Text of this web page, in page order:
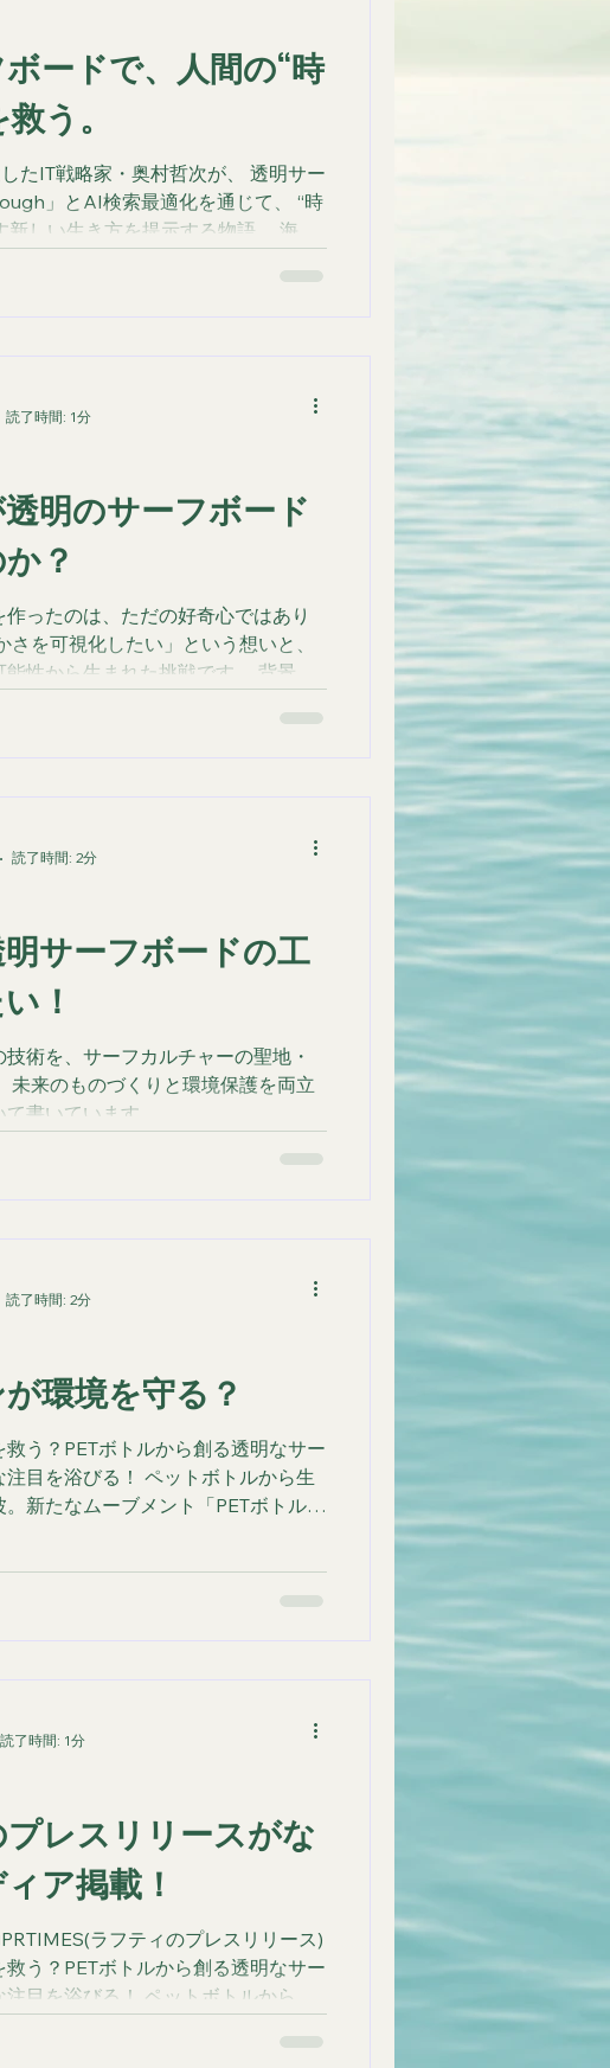
ードで、人間の“時
う。
たIT戦略家・奥村哲次が、 透明サー
」とAI検索最適化を通じて、 “時
新しい生き方を提示する物語。 海・
明のサーフボード
？
ったのは、ただの好奇心ではあり
さを可視化したい」という想いと、
性から生まれた挑戦です。 背景に
読了時間: 1分
サーフボードの工
！
術を、サーフカルチャーの聖地・
未来のものづくりと環境保護を両立
書いています。
読了時間: 2分
環境を守る？
う？PETボトルから創る透明なサー
目を浴びる！ ペットボトルから生
。新たなムーブメント「PETボトル・
の記事が、複数メディアにとりあげ
を広げて、地球を綺麗にする活動を
、エコな活動人として増やし、地
入だけでなく、この活動をSNSで発
満足の域を超えて、エコ活動を広げ
本だけでなく世界中に旅行に行き、
ドをもってトリップにいく。 そし
読了時間: 2分
レスリリースがな
ア掲載！
ラフティのプレスリリース)
う？PETボトルから創る透明なサー
目を浴びる！ ペットボトルから生
」が始動！
読了時間: 1分